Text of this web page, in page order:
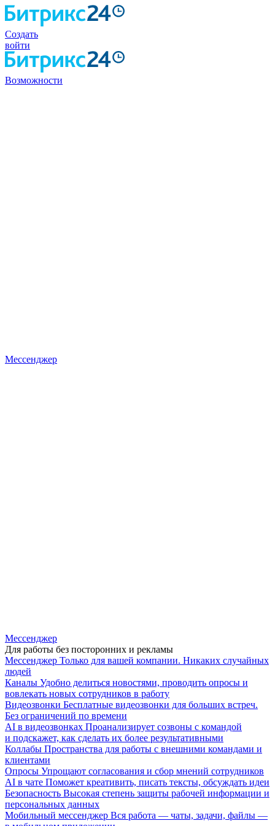
Создать
войти
Возможности
Мессенджер
Мессенджер
Для работы без посторонних и рекламы
Мессенджер Только для вашей компании. Никаких случайных
людей
Каналы Удобно делиться новостями, проводить опросы и
вовлекать новых сотрудников в работу
Видеозвонки Бесплатные видеозвонки для больших встреч.
Без ограничений по времени
AI в видеозвонках Проанализирует созвоны с командой
и подскажет, как сделать их более результативными
Коллабы Пространства для работы с внешними командами и
клиентами
Опросы Упрощают согласования и сбор мнений сотрудников
AI в чате Поможет креативить, писать тексты, обсуждать идеи
Безопасность Высокая степень защиты рабочей информации и
персональных данных
Мобильный мессенджер Вся работа — чаты, задачи, файлы —